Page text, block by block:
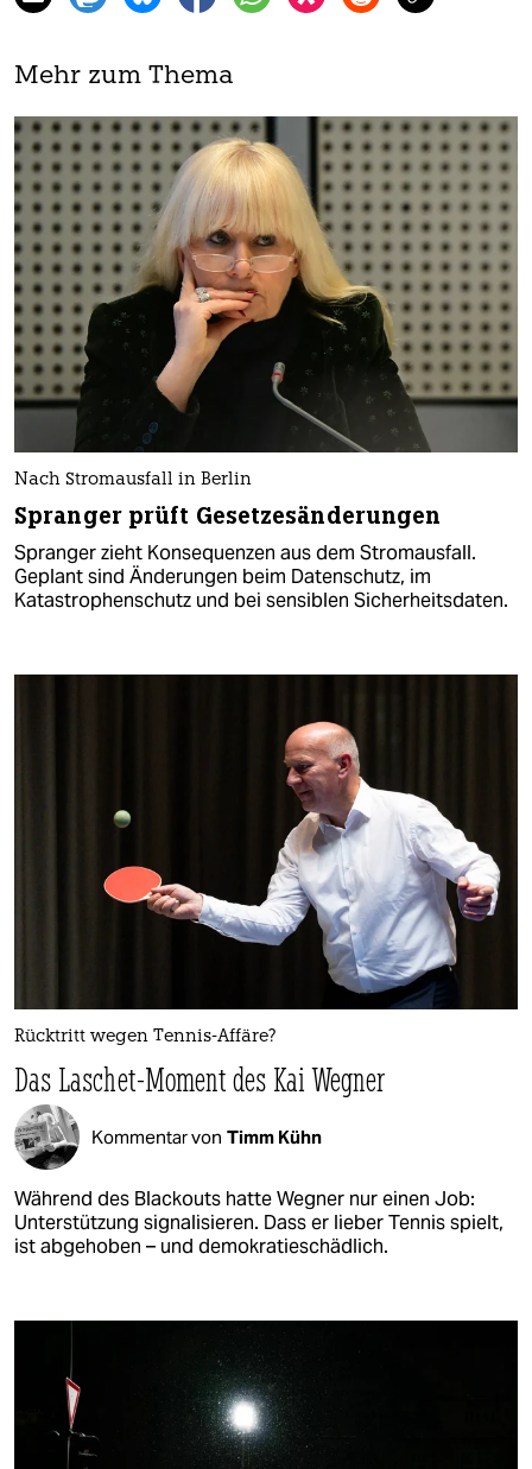
Mehr zum Thema
Nach Stromausfall in Berlin
Spranger prüft Gesetzesänderungen
Spranger zieht Konsequenzen aus dem Stromausfall.
Geplant sind Änderungen beim Datenschutz, im
Katastrophenschutz und bei sensiblen Sicherheitsdaten.
Rücktritt wegen Tennis-Affäre?
Das Laschet-Moment des Kai Wegner
Kommentar von Timm Kühn
Während des Blackouts hatte Wegner nur einen Job:
Unterstützung signalisieren. Dass er lieber Tennis spielt,
ist abgehoben – und demokratieschädlich.